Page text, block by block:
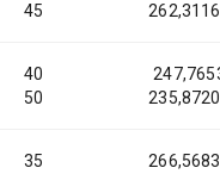
45
40
50
35